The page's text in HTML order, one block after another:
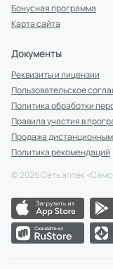
Бонусная программа
Карта сайта
Документы
Реквизиты и лицензии
Пользовательское
Политика обработки
Правила участия в
Продажа
Политика рекомендаций
© 2026Сеть аптек